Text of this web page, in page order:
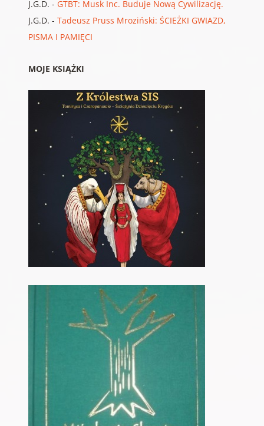
J.G.D. - GTBT: Musk Inc. Buduje Nową Cywilizację.
J.G.D. - Tadeusz Pruss Mroziński: ŚCIEŻKI GWIAZD,
PISMA I PAMIĘCI
MOJE KSIĄŻKI